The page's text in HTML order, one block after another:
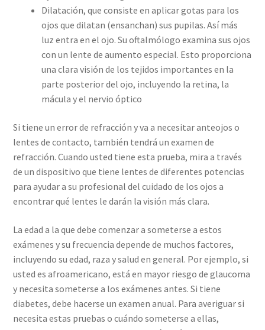
Dilatación, que consiste en aplicar gotas para los
ojos que dilatan (ensanchan) sus pupilas. Así más
luz entra en el ojo. Su oftalmólogo examina sus ojos
con un lente de aumento especial. Esto proporciona
una clara visión de los tejidos importantes en la
parte posterior del ojo, incluyendo la retina, la
mácula y el nervio óptico
Si tiene un error de refracción y va a necesitar anteojos o
lentes de contacto, también tendrá un examen de
refracción. Cuando usted tiene esta prueba, mira a través
de un dispositivo que tiene lentes de diferentes potencias
para ayudar a su profesional del cuidado de los ojos a
encontrar qué lentes le darán la visión más clara.
La edad a la que debe comenzar a someterse a estos
exámenes y su frecuencia depende de muchos factores,
incluyendo su edad, raza y salud en general. Por ejemplo, si
usted es afroamericano, está en mayor riesgo de glaucoma
y necesita someterse a los exámenes antes. Si tiene
diabetes, debe hacerse un examen anual. Para averiguar si
necesita estas pruebas o cuándo someterse a ellas,